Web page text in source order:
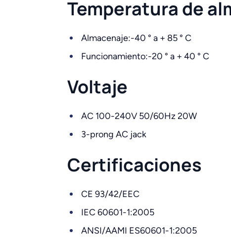
Temperatura de
Almacenaje:-40 ° a + 85 ° C
Funcionamiento:-20 ° a + 40 ° C
Voltaje
AC 100-240V 50/60Hz 20W
3-prong AC jack
Certificaciones
CE 93/42/EEC
IEC 60601-1:2005
ANSI/AAMI ES60601-1:2005